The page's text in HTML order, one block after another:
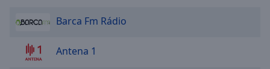
Font
Family
Barca Fm Rádio
Antena 1